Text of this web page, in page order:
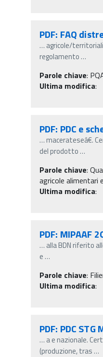
PDF: FAQ
… agricole/
regolamento…
Parole chiave:
Ultima modifica:
PDF: PDC e
…macerateseâ€.
del prodotto…
Parole chiave:
agricole
Ultima modifica:
PDF: MIPAAF
… alla BDN riferito
e…
Parole chiave:
Ultima modifica:
PDF: PDC
… a e nazionale.
(produzione, tras…